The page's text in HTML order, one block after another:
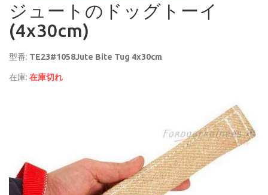
ジュートのドッグトーイ
(4x30cm)
型番: TE23#1058Jute Bite Tug 4x30cm
在庫: 在庫切れ